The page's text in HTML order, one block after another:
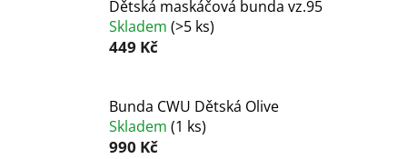
Dětská maskáčová bunda vz.95
Skladem (>5 ks)
449 Kč
Bunda CWU Dětská Olive
Skladem (1 ks)
990 Kč